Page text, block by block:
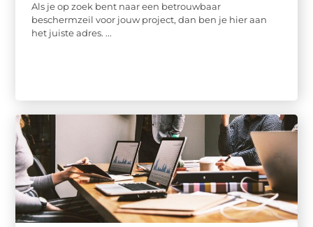
Als je op zoek bent naar een betrouwbaar
beschermzeil voor jouw project, dan ben je hier aan
het juiste adres. ...